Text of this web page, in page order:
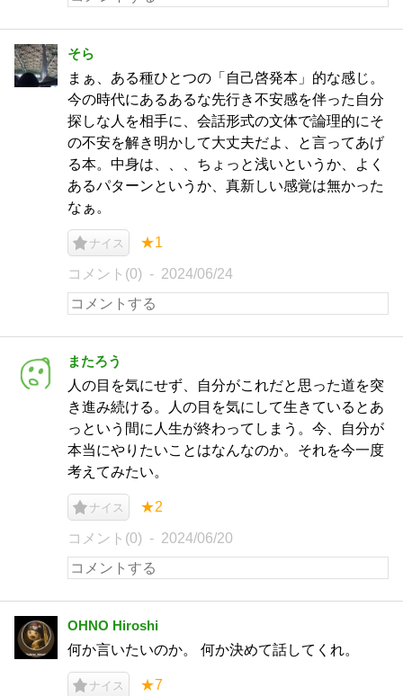
そら
まぁ、ある種ひとつの「自己啓発本」的な感じ。
今の時代にあるあるな先行き不安感を伴った自分
探しな人を相手に、会話形式の文体で論理的にそ
の不安を解き明かして大丈夫だよ、と言ってあげ
る本。中身は、、、ちょっと浅いというか、よく
あるパターンというか、真新しい感覚は無かった
なぁ。
ナイス ★1
コメント(0) 2024/06/24
またろう
人の目を気にせず、自分がこれだと思った道を突
き進み続ける。人の目を気にして生きているとあ
っという間に人生が終わってしまう。今、自分が
本当にやりたいことはなんなのか。それを今一度
考えてみたい。
ナイス ★2
コメント(0) 2024/06/20
OHNO Hiroshi
何か言いたいのか。 何か決めて話してくれ。
ナイス ★7